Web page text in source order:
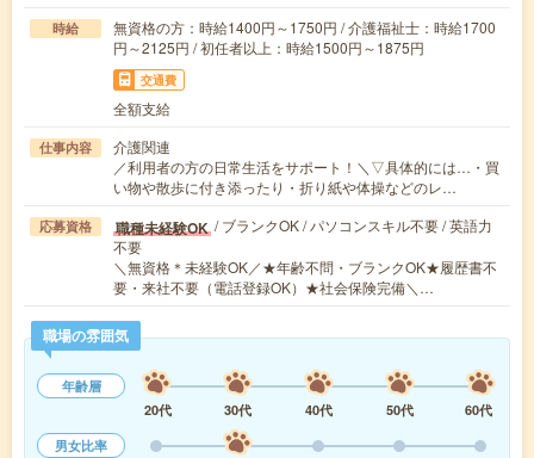
時給
無資格の方：時給1400円～1750円 / 介護福祉士：時給1700
円～2125円 / 初任者以上：時給1500円～1875円
交通費
全額支給
仕事内容
介護関連
／利用者の方の日常生活をサポート！＼▽具体的には…・買
い物や散歩に付き添ったり・折り紙や体操などのレ…
応募資格 職種未経験OK / ブランクOK / パソコンスキル不要 / 英語力
不要
＼無資格＊未経験OK／★年齢不問・ブランクOK★履歴書不
要・来社不要（電話登録OK）★社会保険完備＼…
職場の雰囲気
年齢層
20代
30代 40代 50代
60代
男女比率